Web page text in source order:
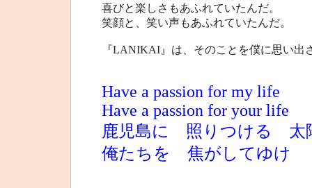
喜びと楽しさもあふれていたんだ。
笑顔と、笑い声もあふれていたんだ。
『LANIKAI』は、そのことを僕に思い出
Have a passion for my life
Have a passion for your life
鹿児島に 照りつける 太
俺たちを 焦がしてゆけ